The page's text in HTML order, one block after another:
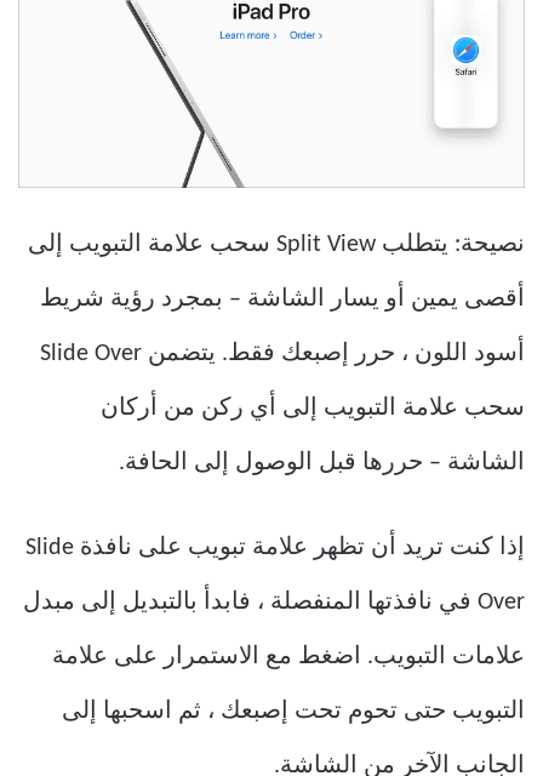
نصيحة: يتطلب Split View سحب علامة التبويب إلى
أقصى يمين أو يسار الشاشة – بمجرد رؤية شريط
أسود اللون ، حرر إصبعك فقط. يتضمن Slide Over
سحب علامة التبويب إلى أي ركن من أركان
الشاشة – حررها قبل الوصول إلى الحافة.
إذا كنت تريد أن تظهر علامة تبويب على نافذة Slide
Over في نافذتها المنفصلة ، فابدأ بالتبديل إلى مبدل
علامات التبويب. اضغط مع الاستمرار على علامة
التبويب حتى تحوم تحت إصبعك ، ثم اسحبها إلى
الجانب الآخر من الشاشة.